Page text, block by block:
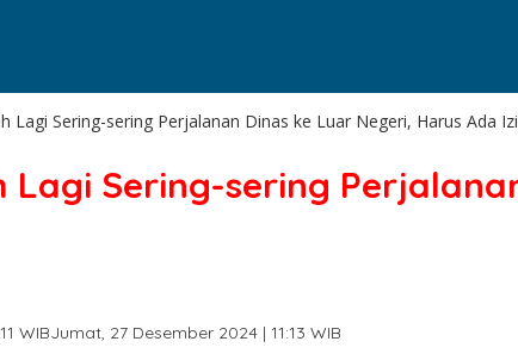
Lagi Sering-sering Perjalanan Dinas ke Luar Negeri, Harus Ada
Sering-sering
WIBJumat, 27 Desember 2024 | 11:13 WIB